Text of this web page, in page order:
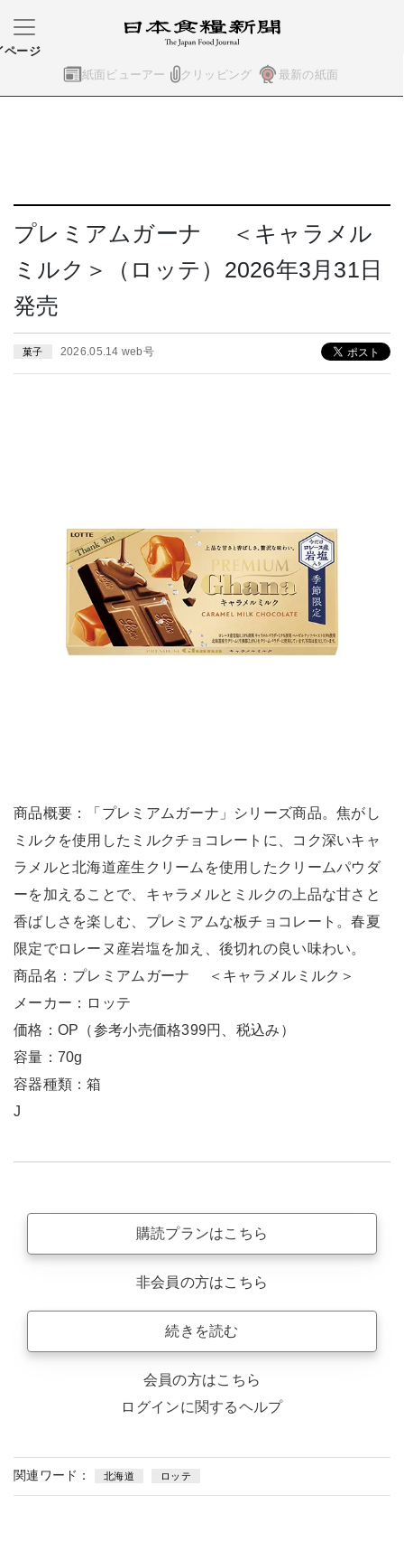
紙面ビューアー クリッピング 最新の紙面
ページ
プレミアムガーナ ＜キャラメル
ミルク＞（ロッテ）2026年3月31日
発売
菓子 2026.05.14 web号
商品概要：「プレミアムガーナ」シリーズ商品。焦がし
ミルクを使用したミルクチョコレートに、コク深いキャ
ラメルと北海道産生クリームを使用したクリームパウダ
ーを加えることで、キャラメルとミルクの上品な甘さと
香ばしさを楽しむ、プレミアムな板チョコレート。春夏
限定でロレーヌ産岩塩を加え、後切れの良い味わい。
商品名：プレミアムガーナ ＜キャラメルミルク＞
メーカー：ロッテ
価格：OP（参考小売価格399円、税込み）
容量：70g
容器種類：箱
J
購読プランはこちら
非会員の方はこちら
続きを読む
会員の方はこちら
ログインに関するヘルプ
関連ワード： 北海道 ロッテ